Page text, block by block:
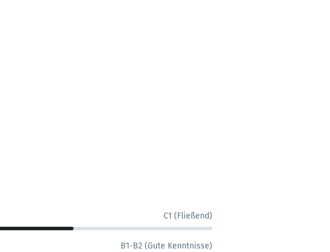
C1 (Fließend)
B1-B2 (Gute Kenntnisse)